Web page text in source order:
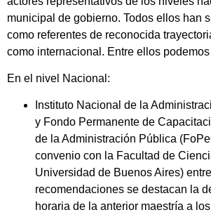
municipal de gobierno. Todos ellos han
como referentes de reconocida
como internacional. Entre ellos
En el nivel Nacional:
Instituto Nacional de la
y Fondo Permanente de
de la Administración Pública
convenio con la Facultad de
Universidad de Buenos Aires)
recomendaciones se destacan la
horaria de la anterior maestría a